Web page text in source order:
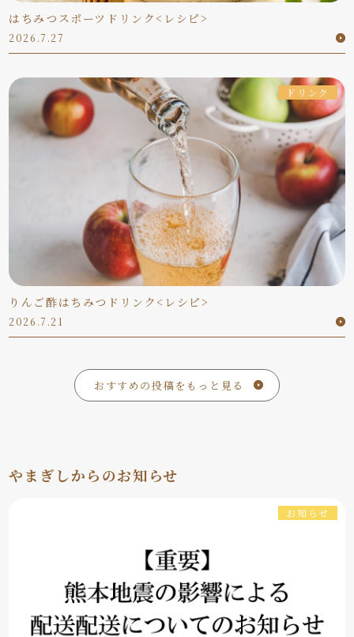
はちみつスポーツドリンク<レシピ>
2026.7.27
ドリンク
りんご酢はちみつドリンク<レシピ>
2026.7.21
おすすめの投稿をもっと見る
やまぎしからのお知らせ
お知らせ